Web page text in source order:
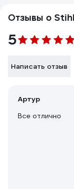
Отзывы о
5
Написать отзыв
Артур
Все отлично